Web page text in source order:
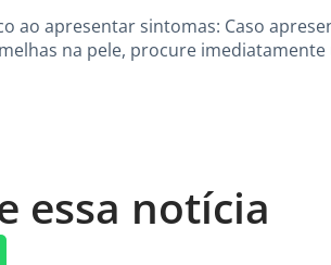
ao apresentar sintomas: Caso
na pele, procure
essa notícia